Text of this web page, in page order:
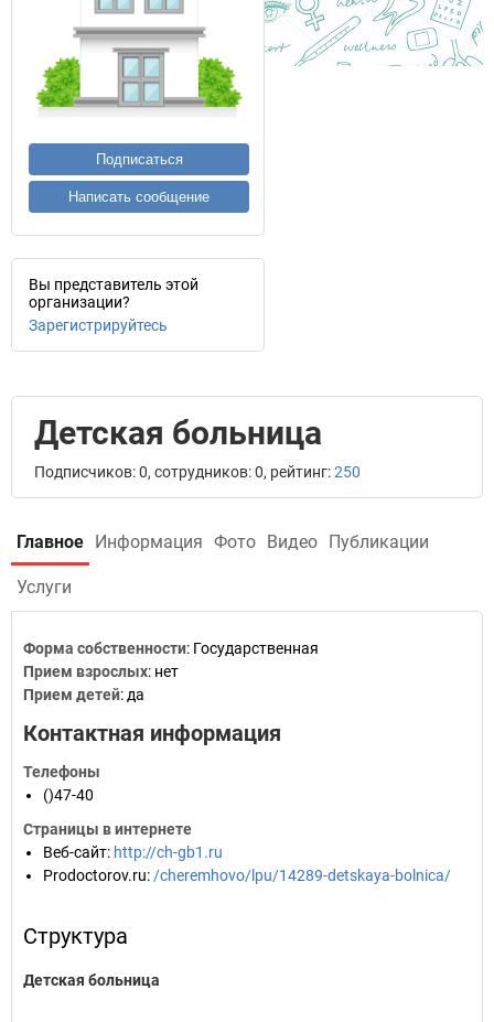
Подписаться
Написать сообщение
Вы представитель этой
организации?
Зарегистрируйтесь
Детская больница
Подписчиков: 0, сотрудников: 0, рейтинг:250
Главное Информация Фото Видео Публикации
Услуги
Форма собственности: Государственная
Прием взрослых: нет
Прием детей: да
Контактная информация
Телефоны
()47-40
Страницы в интернете
Веб-сайт: http://ch-gb1.ru
Prodoctorov.ru: /cheremhovo/lpu/14289-detskaya-bolnica/
Структура
Детская больница